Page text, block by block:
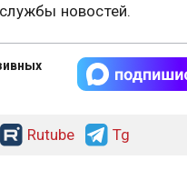
новостей.
Rutube Tg